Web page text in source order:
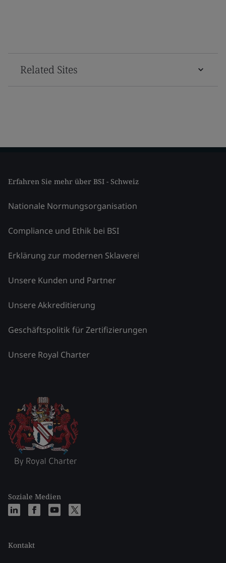
Related Sites
Erfahren Sie mehr über BSI - Schweiz
Nationale Normungsorganisation
Compliance und Ethik bei BSI
Erklärung zur modernen Sklaverei
Unsere Kunden und Partner
Unsere Akkreditierung
Geschäftspolitik für Zertifizierungen
Unsere Royal Charter
Soziale Medien
Kontakt